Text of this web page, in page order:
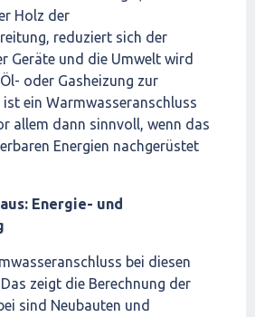
Holz der
reduziert sich der
Geräte und die Umwelt wird
oder Gasheizung zur
ein Warmwasseranschluss
allem dann sinnvoll, wenn das
Energien nachgerüstet
Energie- und
bei diesen
zeigt die Berechnung der
sind Neubauten und